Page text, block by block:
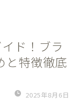
ド！ブラ
と特徴徹底
2025年8月6日